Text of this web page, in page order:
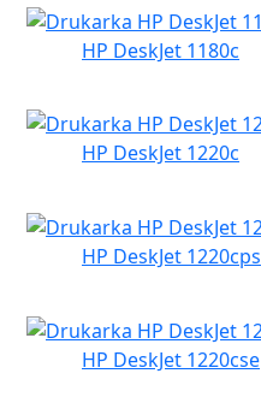
HP DeskJet 1180c
HP DeskJet 1220c
HP DeskJet 1220cps
HP DeskJet 1220cse